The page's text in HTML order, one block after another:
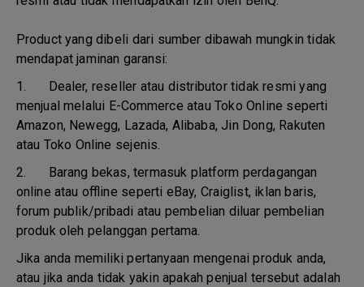
Product yang dibeli dari sumber dibawah mungkin tidak
mendapat jaminan garansi:
1. Dealer, reseller atau distributor tidak resmi yang
menjual melalui E-Commerce atau Toko Online seperti
Amazon, Newegg, Lazada, Alibaba, Jin Dong, Rakuten
atau Toko Online sejenis.
2. Barang bekas, termasuk platform perdagangan
online atau offline seperti eBay, Craiglist, iklan baris,
forum publik/pribadi atau pembelian diluar pembelian
produk oleh pelanggan pertama.
Jika anda memiliki pertanyaan mengenai produk anda,
atau jika anda tidak yakin apakah penjual tersebut adalah